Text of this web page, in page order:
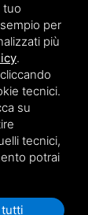
tuo
per
più
.
tecnici.
su
tecnici,
potrai